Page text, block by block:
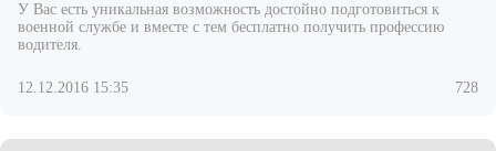
У Вас есть уникальная возможность достойно подготовиться к
военной службе и вместе с тем бесплатно получить профессию
водителя.
12.12.2016 15:35 728